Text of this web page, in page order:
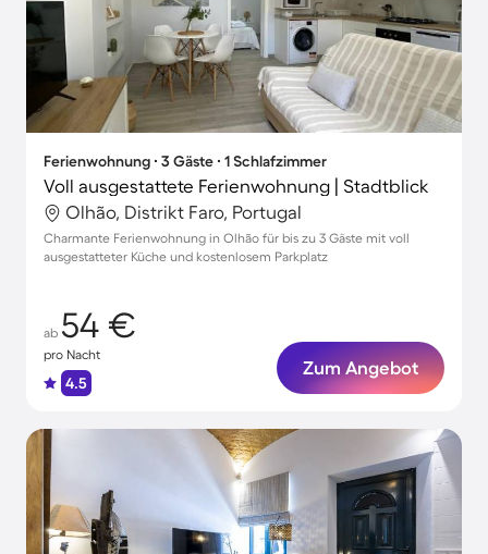
Ferienwohnung ∙ 3 Gäste ∙ 1 Schlafzimmer
Voll ausgestattete Ferienwohnung | Stadtblick
Olhão, Distrikt Faro, Portugal
Charmante Ferienwohnung in Olhão für bis zu 3 Gäste mit voll
ausgestatteter Küche und kostenlosem Parkplatz
ab 54 €
pro Nacht
4.5
Zum Angebot